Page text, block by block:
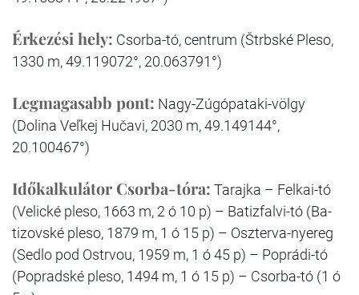
Érkezési hely: Csorba-tó, centrum (Štrbské Pleso,
1330 m, 49.119072°, 20.063791°)
Legmagasabb pont: Nagy-Zúgópataki-völgy
(Dolina Veľkej Hučavi, 2030 m, 49.149144°,
20.100467°)
Időkalkulátor Csorba-tóra: Tarajka – Felkai-tó
(Velické pleso, 1663 m, 2 ó 10 p) – Batizfalvi-tó (Ba-
tizovské pleso, 1879 m, 1 ó 15 p) – Oszterva-nyereg
(Sedlo pod Ostrvou, 1959 m, 1 ó 45 p) – Poprádi-tó
(Popradské pleso, 1494 m, 1 ó 15 p) – Csorba-tó (1 ó